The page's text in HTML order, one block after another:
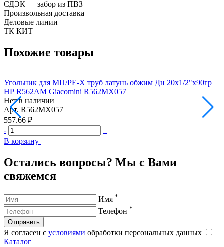
СДЭК — забор из ПВЗ
Произвольная доставка
Деловые линии
ТК КИТ
Похожие товары
Угольник для МП/PE-X труб латунь обжим Дн 20х1/2"х90гр
НР R562AM Giacomini R562MX057
Нет в наличии
Арт. R562MX057
557.66 ₽
-
+
В корзину
Остались вопросы? Мы с Вами
свяжемся
Имя *
Телефон *
Отправить
Я согласен с условиями обработки персональных данных
Каталог